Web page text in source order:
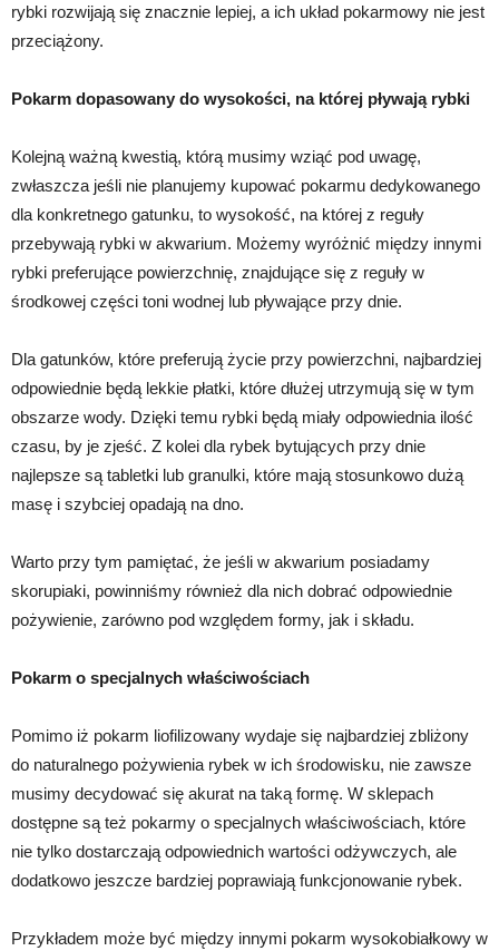
rybki rozwijają się znacznie lepiej, a ich układ pokarmowy nie jest
przeciążony.
Pokarm dopasowany do wysokości, na której pływają rybki
Kolejną ważną kwestią, którą musimy wziąć pod uwagę,
zwłaszcza jeśli nie planujemy kupować pokarmu dedykowanego
dla konkretnego gatunku, to wysokość, na której z reguły
przebywają rybki w akwarium. Możemy wyróżnić między innymi
rybki preferujące powierzchnię, znajdujące się z reguły w
środkowej części toni wodnej lub pływające przy dnie.
Dla gatunków, które preferują życie przy powierzchni, najbardziej
odpowiednie będą lekkie płatki, które dłużej utrzymują się w tym
obszarze wody. Dzięki temu rybki będą miały odpowiednia ilość
czasu, by je zjeść. Z kolei dla rybek bytujących przy dnie
najlepsze są tabletki lub granulki, które mają stosunkowo dużą
masę i szybciej opadają na dno.
Warto przy tym pamiętać, że jeśli w akwarium posiadamy
skorupiaki, powinniśmy również dla nich dobrać odpowiednie
pożywienie, zarówno pod względem formy, jak i składu.
Pokarm o specjalnych właściwościach
Pomimo iż pokarm liofilizowany wydaje się najbardziej zbliżony
do naturalnego pożywienia rybek w ich środowisku, nie zawsze
musimy decydować się akurat na taką formę. W sklepach
dostępne są też pokarmy o specjalnych właściwościach, które
nie tylko dostarczają odpowiednich wartości odżywczych, ale
dodatkowo jeszcze bardziej poprawiają funkcjonowanie rybek.
Przykładem może być między innymi pokarm wysokobiałkowy w